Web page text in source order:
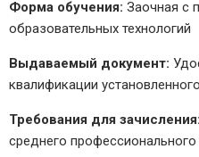
Форма обучения: Заочная с
образовательных технологий
Выдаваемый документ:
квалификации
Требования для зачисления:
среднего